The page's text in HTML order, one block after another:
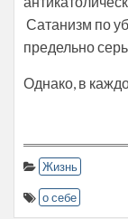
Сатанизм по
предельно
Однако, в
Жизнь
о себе